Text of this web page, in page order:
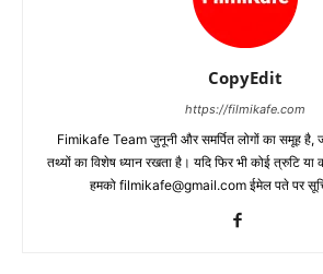
CopyEdit
https://filmikafe.com
Fimikafe Team जुनूनी और समर्पित लोगों का समूह है,
तथ्‍यों का विशेष ध्‍यान रखता है। यदि फिर भी कोई त्रुटि
हमको filmikafe@gmail.com ईमेल पते पर